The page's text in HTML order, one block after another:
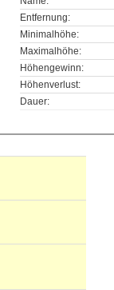
Entfernung:
Minimalhöhe:
Maximalhöhe:
Höhengewinn:
Höhenverlust:
Dauer: